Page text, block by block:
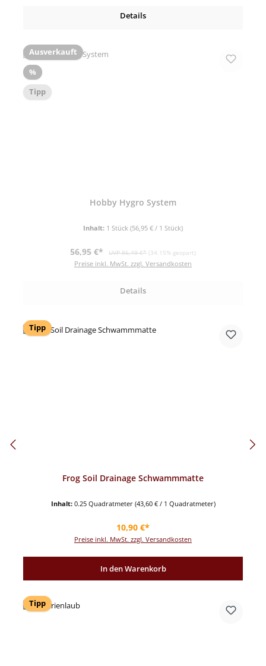
Details
Ausverkauft
%Rabatt
Tipp
Hobby Hygro System
Inhalt: 1 Stück (56,95 € / 1 Stück)
Verkaufspreis:
56,95 €* Regulärer Preis:
UVP 86,49 €* (34.15% gespart)
Preise inkl. MwSt. zzgl. Versandkosten
Details
Tipp
Frog Soil Drainage Schwammmatte
Inhalt: 0.25 Quadratmeter (43,60 € / 1 Quadratmeter)
Regulärer Preis:
10,90 €*
Preise inkl. MwSt. zzgl. Versandkosten
In den Warenkorb
Tipp